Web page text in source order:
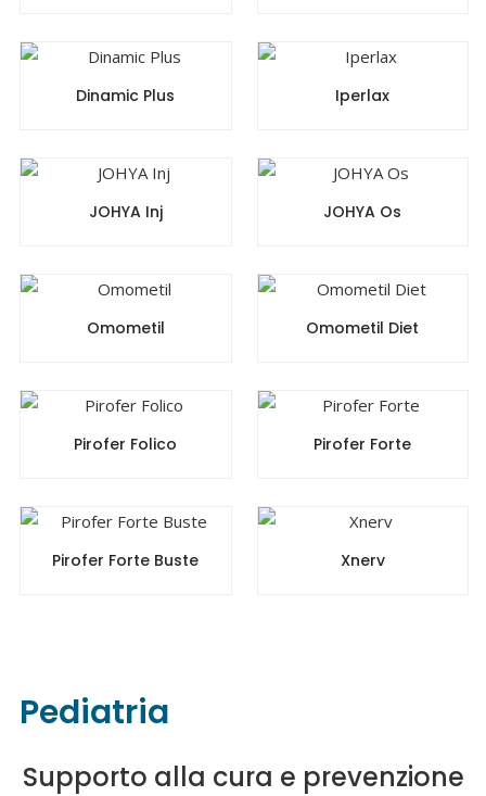
Dinamic Plus Iperlax
JOHYA Inj JOHYA Os
Omometil Omometil Diet
Pirofer Folico Pirofer Forte
Pirofer Forte Buste Xnerv
Pediatria
Supporto alla cura e prevenzione